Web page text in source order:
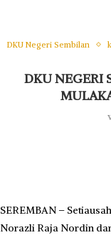
DKU Negeri Sembilan
DKU NEGERI
SEREMBAN –
Norazli Raja Nordin